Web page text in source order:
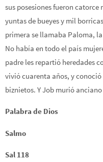
sus posesiones fueron
yuntas de bueyes y mil
primera se llamaba Paloma,
No había en todo el país
padre les repartió heredades
vivió cuarenta años, y conoció
biznietos. Y Job murió
Palabra de Dios
Salmo
Sal 118